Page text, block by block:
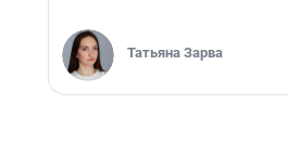
Татьяна Зарва